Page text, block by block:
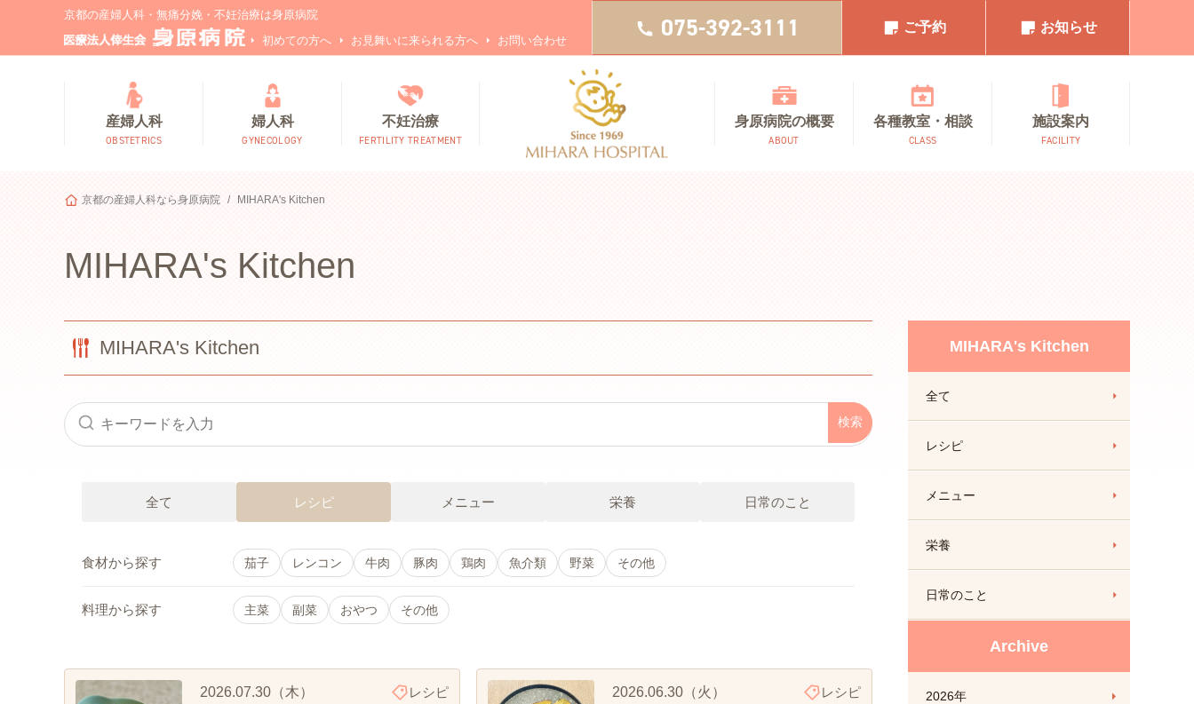
京都の産婦人科・無痛分娩・不妊治療は身原病院
初めての方へ
お見舞いに来られる方へ お問い合わせ 075-392-3111 ご予約 お知らせ
産婦人科
OBSTETRICS
婦人科
GYNECOLOGY
不妊治療
FERTILITY TREATMENT
身原病院の概要
ABOUT
各種教室・相談
CLASS
施設案内
FACILITY
京都の産婦人科なら身原病院 MIHARA's Kitchen
MIHARA's Kitchen
MIHARA's Kitchen
全て レシピ メニュー 栄養 日常のこと
食材から探す 茄子 レンコン 牛肉 豚肉 鶏肉 魚介類 野菜 その他
料理から探す 主菜 副菜 おやつ その他
2026.07.30（木） レシピ 2026.06.30（火） レシピ
MIHARA's Kitchen
全て
レシピ
メニュー
栄養
日常のこと
Archive
2026年